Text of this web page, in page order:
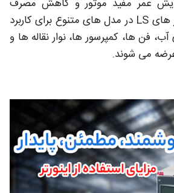
عمر مفید موتور و کاهش مصرف
انرژی می‌ شود. اینورتر های LS در مدل‌ های متنوع برای کاربرد
فن‌ ها، کمپرسور ها، نوار نقاله‌ ها و
می‌ شوند.